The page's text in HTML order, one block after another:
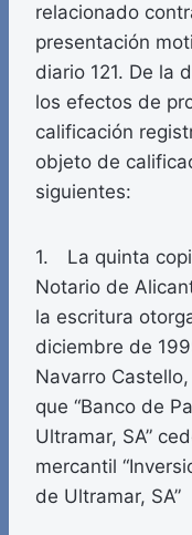
relacionado
presentación
diario 121. De la
los efectos de
calificación
objeto de
siguientes:
1. La quinta
Notario de
la escritura
diciembre de
Navarro
que “Banco de
Ultramar, SA”
mercantil
de Ultramar, SA”